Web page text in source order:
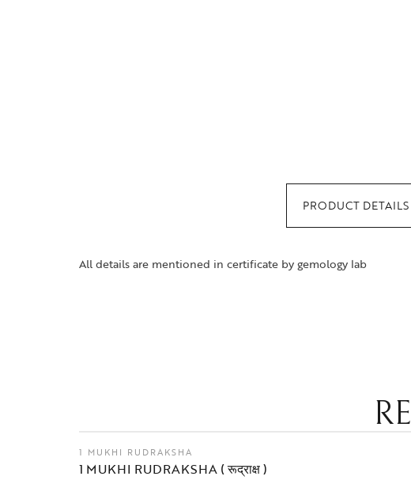
PRODUCT DETAILS
All details are mentioned in certificate by gemology lab
1 MUKHI RUDRAKSHA
1 MUKHI RUDRAKSHA ( रूद्राक्ष )